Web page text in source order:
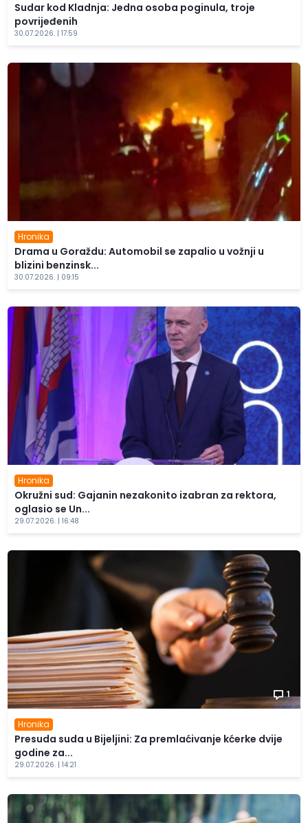
Sudar kod Kladnja: Jedna osoba poginula, troje
povrijeđenih
30.07.2026. | 17:59
Hronika
Drama u Goraždu: Automobil se zapalio u vožnji u
blizini benzinsk...
30.07.2026. | 09:15
Hronika
Okružni sud: Gajanin nezakonito izabran za rektora,
oglasio se Un...
29.07.2026. | 16:48
1
Hronika
Presuda suda u Bijeljini: Za premlaćivanje kćerke dvije
godine za...
29.07.2026. | 14:21